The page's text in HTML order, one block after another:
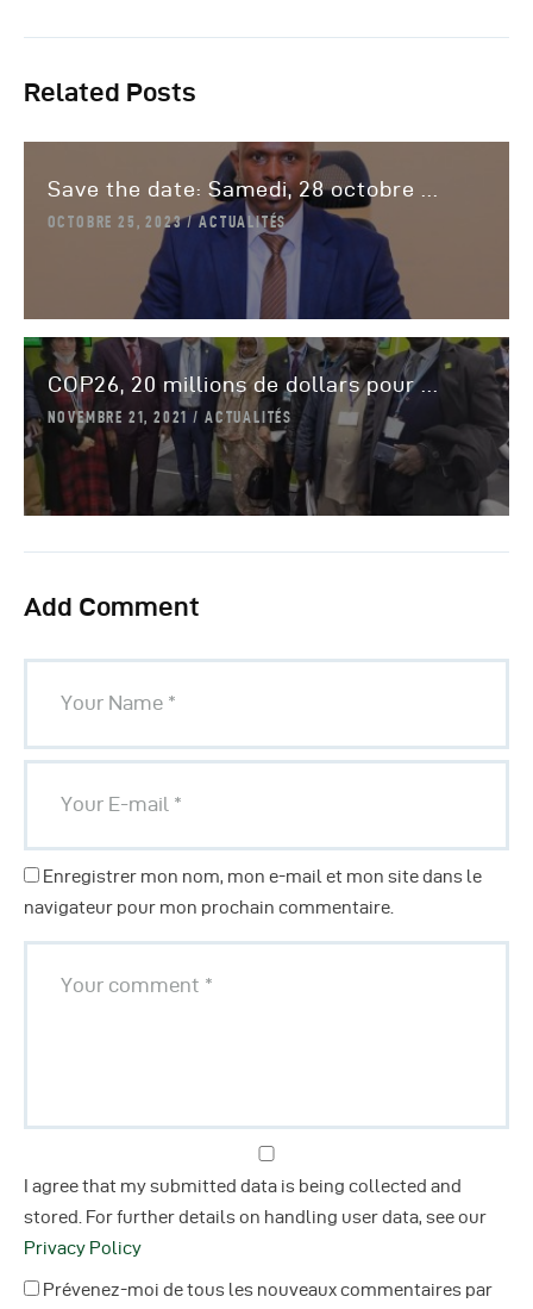
Related Posts
Save the date: Samedi, 28 octobre ...
OCTOBRE 25, 2023 ACTUALITÉS
COP26, 20 millions de dollars pour ...
NOVEMBRE 21, 2021 ACTUALITÉS
Add Comment
Enregistrer mon nom, mon e-mail et mon site dans le
navigateur pour mon prochain commentaire.
I agree that my submitted data is being collected and
stored. For further details on handling user data, see our
Privacy Policy
Prévenez-moi de tous les nouveaux commentaires par